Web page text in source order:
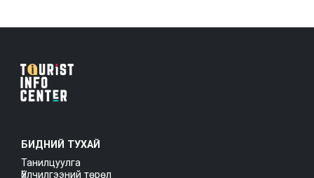
БИДНИЙ ТУХАЙ
Танилцуулга
Үйлчилгээний төрөл